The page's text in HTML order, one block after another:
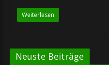
Weiterlesen
Neuste Beiträge